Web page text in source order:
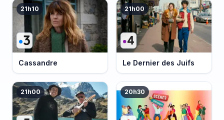
21h10
Cassandre
21h00
Le Dernier des Juifs
21h00 20h30